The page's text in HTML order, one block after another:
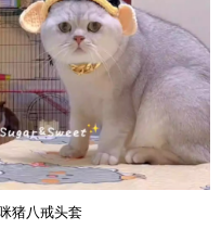
猪八戒头套